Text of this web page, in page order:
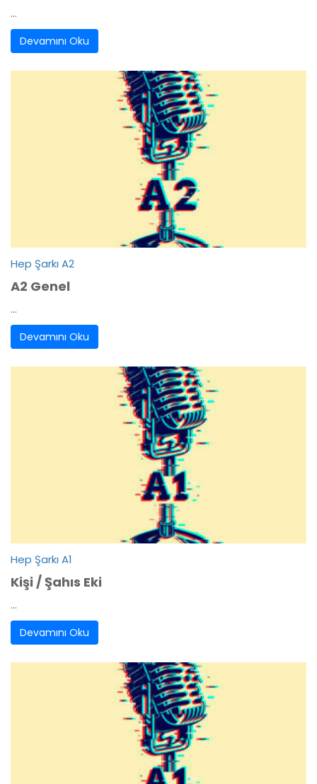
...
Devamını Oku
Hep Şarkı A2
A2 Genel
...
Devamını Oku
Hep Şarkı A1
Kişi / Şahıs Eki
...
Devamını Oku